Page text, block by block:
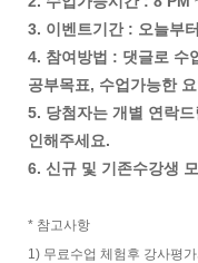
3. 이벤트기간 : 오늘부
4. 참여방법 : 댓글로 수
공부목표, 수업가능한
5. 당첨자는 개별 연락
인해주세요.
6. 신규 및 기존수강생
* 참고사항
1) 무료수업 체험후 강사평